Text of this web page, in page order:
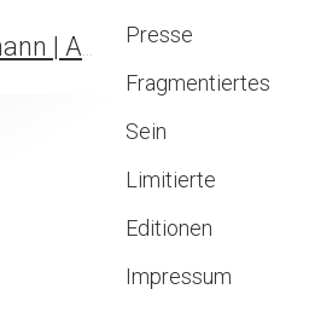
Tanja Hoffmann | Abstract Art & Fine Art Prints
Presse
Fragmentiertes
Sein
Limitierte
Editionen
Impressum